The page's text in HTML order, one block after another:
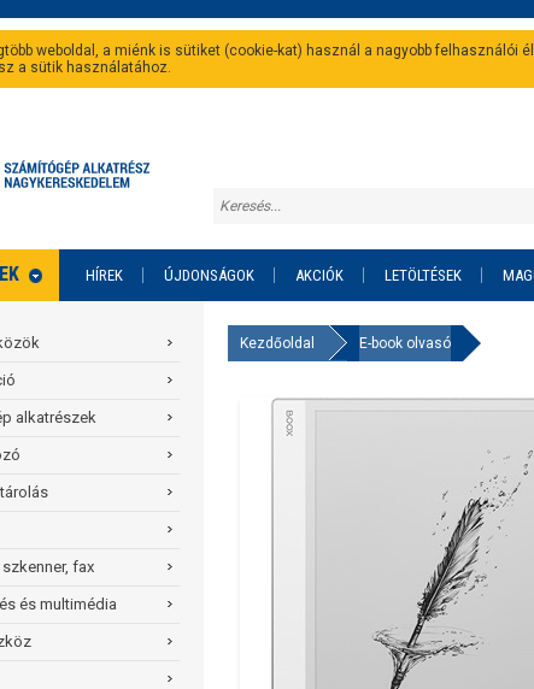
weboldal, a miénk is sütiket (cookie-kat) használ a nagyobb felhasználói
a sütik használatához.
HÍREK ÚJDONSÁGOK AKCIÓK LETÖLTÉSEK
alkatrészek
fax
és multimédia
Kezdőoldal E-book olvasó